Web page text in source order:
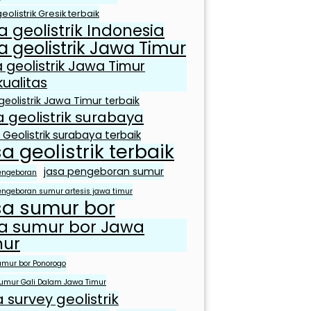
Gresik terbaik
geolistrik Indonesia
geolistrik Jawa Timur
geolistrik Jawa Timur
Jawa Timur terbaik
geolistrik surabaya
surabaya terbaik
geolistrik terbaik
jasa pengeboran sumur
sumur artesis jawa timur
sumur bor
sumur bor Jawa
bor Ponorogo
Gali Dalam Jawa Timur
survey geolistrik